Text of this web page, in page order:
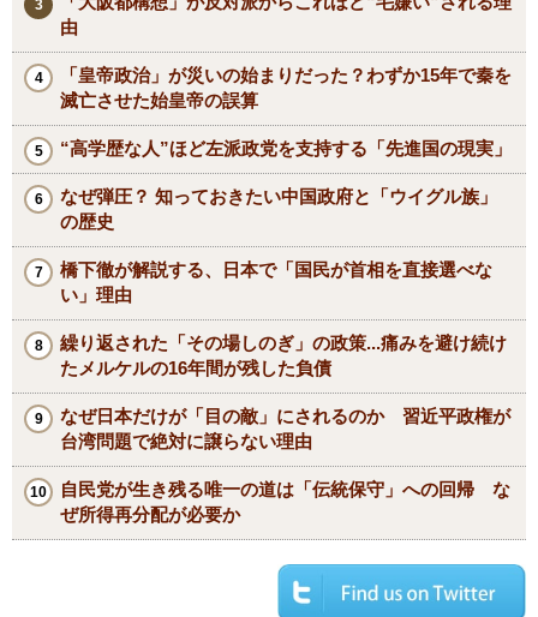
由
「皇帝政治」が災いの始まりだった？わずか15年で秦を
滅亡させた始皇帝の誤算
“高学歴な人”ほど左派政党を支持する「先進国の現実」
なぜ弾圧？ 知っておきたい中国政府と「ウイグル族」
の歴史
橋下徹が解説する、日本で「国民が首相を直接選べな
い」理由
繰り返された「その場しのぎ」の政策...痛みを避け続け
たメルケルの16年間が残した負債
なぜ日本だけが「目の敵」にされるのか 習近平政権が
台湾問題で絶対に譲らない理由
自民党が生き残る唯一の道は「伝統保守」への回帰 な
ぜ所得再分配が必要か